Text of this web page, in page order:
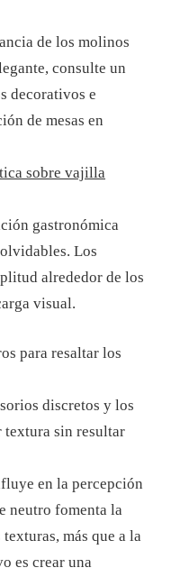
de los molinos
consulte un
decorativos e
de mesas en
sobre vajilla
gastronómica
Los
alrededor de los
visual.
para resaltar los
discretos y los
textura sin resultar
en la percepción
neutro fomenta la
más que a la
es crear una